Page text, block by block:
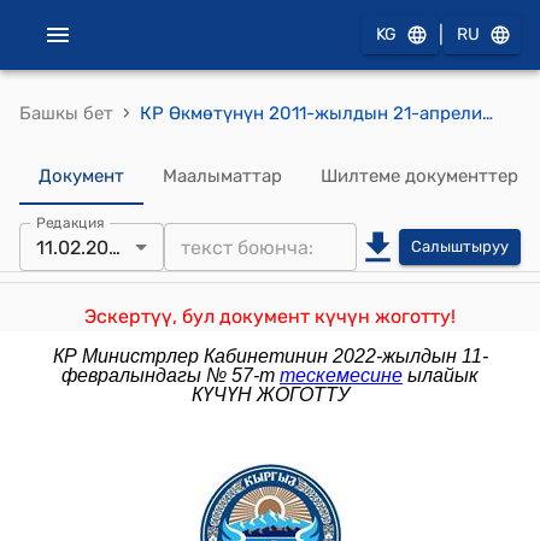
KG RU
Башкы бет › КР Өкмөтүнүн 2011-жылдын 21-апрелиндеги № 125-б (Өлкөнүн түштүк регионун экономикалык өнүктүрүү программасын иштеп чыгуу максатында ведомстволор аралык жумушчу топ түзүү) буйругу
Документ Маалыматтар Шилтеме документтер
Редакция
11.02.2022 Салыштыруу
Эскертүү, бул документ күчүн жоготту!